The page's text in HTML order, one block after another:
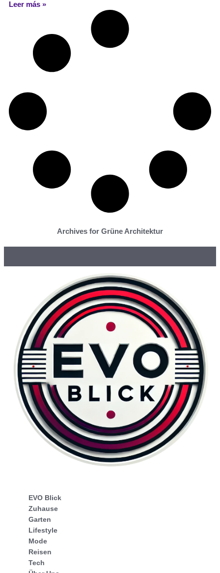
Leer más »
Archives for Grüne Architektur
EVO Blick
Zuhause
Garten
Lifestyle
Mode
Reisen
Tech